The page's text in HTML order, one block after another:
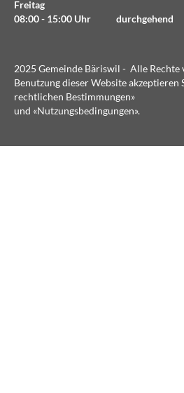
Freitag
08:00 - 15:00 Uhr durchgehend
2025 Gemeinde Bäriswil - Alle
Benutzung dieser Website akzeptieren
rechtlichen Bestimmungen»
und «Nutzungsbedingungen».